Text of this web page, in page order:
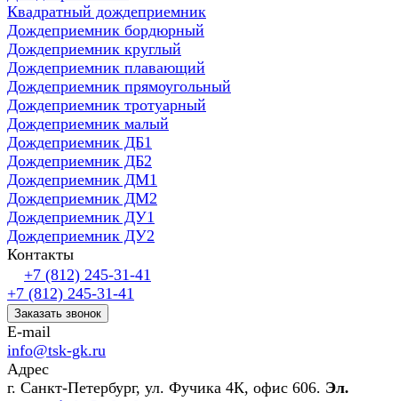
Квадратный дождеприемник
Дождеприемник бордюрный
Дождеприемник круглый
Дождеприемник плавающий
Дождеприемник прямоугольный
Дождеприемник тротуарный
Дождеприемник малый
Дождеприемник ДБ1
Дождеприемник ДБ2
Дождеприемник ДМ1
Дождеприемник ДМ2
Дождеприемник ДУ1
Дождеприемник ДУ2
Контакты
+7 (812) 245-31-41
+7 (812) 245-31-41
Заказать звонок
E-mail
info@tsk-gk.ru
Адрес
г. Санкт-Петербург, ул. Фучика 4К, офис 606. Эл.